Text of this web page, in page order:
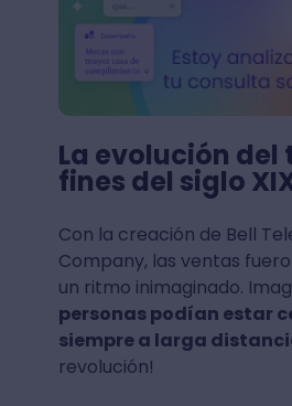
La evolución del
fines del siglo
Con la creación de Bell
Company, las ventas
un ritmo inimaginado.
personas podían estar
siempre a larga
revolución!